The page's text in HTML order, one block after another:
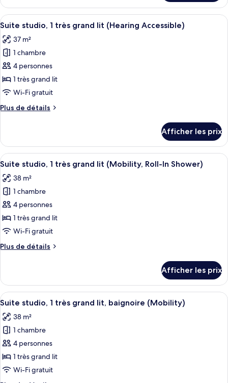
très
grand
lit
Suite,
très
lit
Afficher
toutes
les
photos
pour
ce
type
chambre :
très
grand
lit
(Hearing
Accessible)
Une chambre d’hôtel avec un lit, un
9
Suite studio, 1 très grand lit (Hearing Accessible)
37 m²
1 chambre
4 personnes
1 très grand lit
Wi-Fi gratuit
Plus de détails
Plus
Suite
studio,
1
grand
lit
(Hearing
Accessible)
Afficher les prix
Afficher
toutes
les
photos
pour
ce
type
chambre :
très
grand
lit
(Mobility,
Roll-
In
Shower)
Une chambre d’hôtel avec un lit, un
9
Suite studio, 1 très grand lit (Mobility, Roll-In Shower)
38 m²
1 chambre
4 personnes
1 très grand lit
Wi-Fi gratuit
Plus de détails
Plus
Suite
studio,
1
grand
lit
(Mobility,
Roll-
In
Shower)
Afficher les prix
Afficher
toutes
les
photos
pour
ce
type
Une chambre d’hôtel avec un lit, un
9
Suite studio, 1 très grand lit, baignoire (Mobility)
38 m²
1 chambre
4 personnes
1 très grand lit
Wi-Fi gratuit